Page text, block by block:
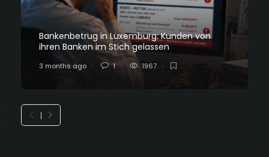
Bankenbetrug in Luxemburg: Kunden von
ihren Banken im Stich gelassen
3 months ago 1 1967